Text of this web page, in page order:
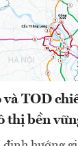
TOD
thị bền